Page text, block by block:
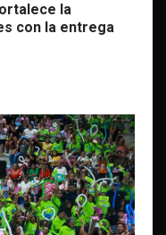
la
con la entrega